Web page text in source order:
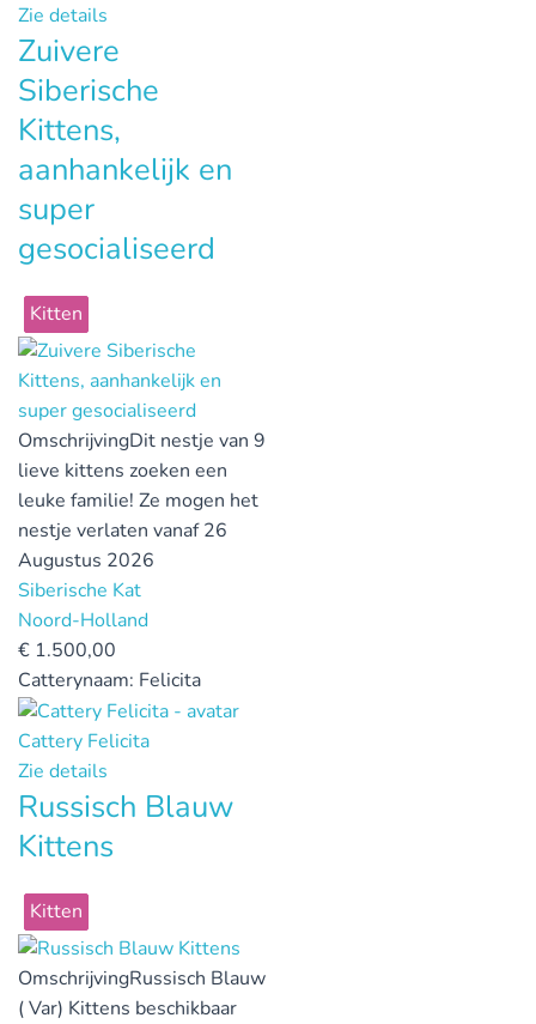
Zie details
Zuivere
Siberische
Kittens,
aanhankelijk en
super
gesocialiseerd
Kitten
OmschrijvingDit nestje van 9
lieve kittens zoeken een
leuke familie! Ze mogen het
nestje verlaten vanaf 26
Augustus 2026
Siberische Kat
Noord-Holland
€ 1.500,00
Catterynaam: Felicita
Cattery Felicita
Zie details
Russisch Blauw
Kittens
Kitten
OmschrijvingRussisch Blauw
( Var) Kittens beschikbaar